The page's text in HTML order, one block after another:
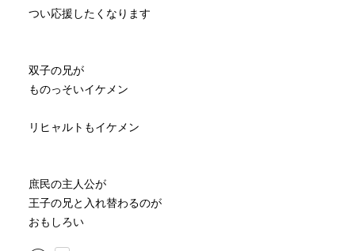
つい応援したくなります
双子の兄が
ものっそいイケメン
リヒャルトもイケメン
庶民の主人公が
王子の兄と入れ替わるのが
おもしろい